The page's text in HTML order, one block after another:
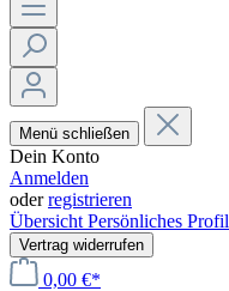
Menü schließen
Dein Konto
Anmelden
oderregistrieren
Übersicht Persönliches Profil
Vertrag widerrufen
0,00 €*